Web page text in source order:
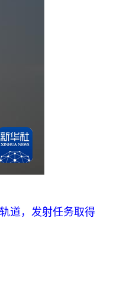
道，发射任务取得